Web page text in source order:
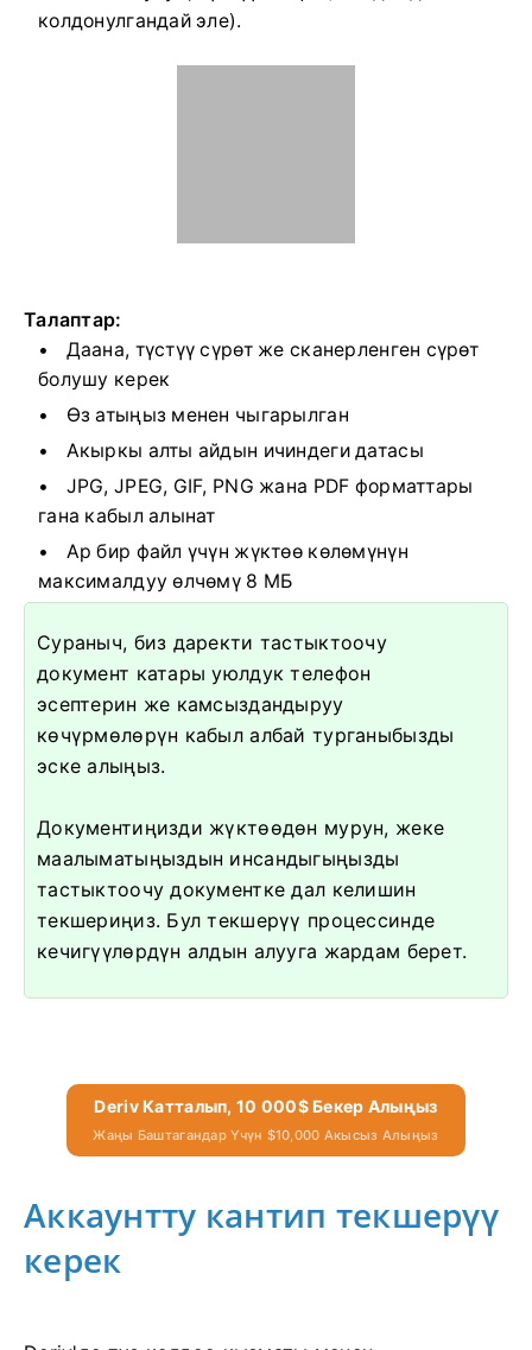
колдонулгандай эле).
Талаптар:
Даана, түстүү сүрөт же сканерленген сүрөт
болушу керек
Өз атыңыз менен чыгарылган
Акыркы алты айдын ичиндеги датасы
JPG, JPEG, GIF, PNG жана PDF форматтары
гана кабыл алынат
Ар бир файл үчүн жүктөө көлөмүнүн
максималдуу өлчөмү 8 МБ
Сураныч, биз даректи тастыктоочу
документ катары уюлдук телефон
эсептерин же камсыздандыруу
көчүрмөлөрүн кабыл албай турганыбызды
эске алыңыз.
Документиңизди жүктөөдөн мурун, жеке
маалыматыңыздын инсандыгыңызды
тастыктоочу документке дал келишин
текшериңиз. Бул текшерүү процессинде
кечигүүлөрдүн алдын алууга жардам берет.
Deriv Катталып, 10 000$ Бекер Алыңыз
Жаңы Баштагандар Үчүн $10,000 Акысыз Алыңыз
Аккаунтту кантип текшерүү
керек